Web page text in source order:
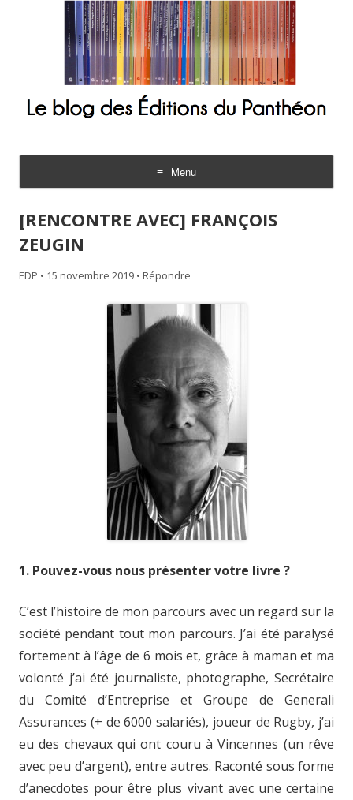
Menu
Aller
contenu
[RENCONTRE AVEC] FRANÇOIS
ZEUGIN
EDP • 15 novembre 2019 • Répondre
1. Pouvez-vous nous présenter votre livre ?
C’est l’histoire de mon parcours avec un regard sur la
société pendant tout mon parcours. J’ai été paralysé
fortement à l’âge de 6 mois et, grâce à maman et ma
volonté j’ai été journaliste, photographe, Secrétaire
du Comité d’Entreprise et Groupe de Generali
Assurances (+ de 6000 salariés), joueur de Rugby, j’ai
eu des chevaux qui ont couru à Vincennes (un rêve
avec peu d’argent), entre autres. Raconté sous forme
d’anecdotes pour être plus vivant avec une certaine